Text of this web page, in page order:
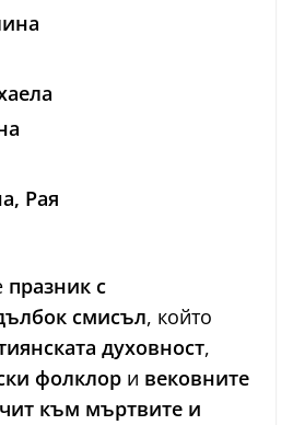
Рая
празник с
смисъл, който
духовност,
фолклор и вековните
към мъртвите и